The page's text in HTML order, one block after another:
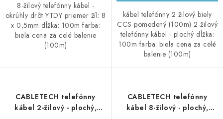
8-žilový telefónny kábel -
okrúhly drôt YTDY priemer žíl: 8
x 0,5mm dĺžka: 100m farba:
biela cena za celé balenie
(100m)
kábel telefónny 2 žilový biely
CCS pomedený (100m) 2-žilový
telefónny kábel - plochý dĺžka:
100m farba: biela cena za celé
balenie (100m)
CABLETECH telefónny
kábel 2-žilový - plochý,
CABLETECH telefónny
kábel 8-žilový - plochý,